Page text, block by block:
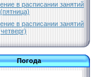
в расписании занятий
в расписании занятий
Погода